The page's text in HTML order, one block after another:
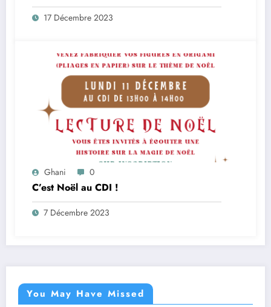
17 Décembre 2023
Ghani 0
C’est Noël au CDI !
7 Décembre 2023
You May Have Missed